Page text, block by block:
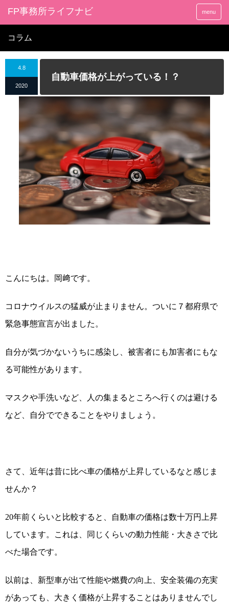
FP事務所ライフナビ menu
コラム
4.8
2020
自動車価格が上がっている！？
こんにちは。岡﨑です。
コロナウイルスの猛威が止まりません。ついに７都府県で
緊急事態宣言が出ました。
自分が気づかないうちに感染し、被害者にも加害者にもな
る可能性があります。
マスクや手洗いなど、人の集まるところへ行くのは避ける
など、自分でできることをやりましょう。
さて、近年は昔に比べ車の価格が上昇しているなと感じま
せんか？
20年前くらいと比較すると、自動車の価格は数十万円上昇
しています。これは、同じくらいの動力性能・大きさで比
べた場合です。
以前は、新型車が出て性能や燃費の向上、安全装備の充実
があっても、大きく価格が上昇することはありませんでし